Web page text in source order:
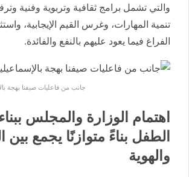
والتي تشمل برامج ثقافية وتربوية وفنية
تنمية المهارات، وغرس القيم الإيجابية،
الفراغ فيما يعود عليهم بالنفع والفائدة.
جانب من فاعليات صيفنا بهجة
اهتمام الوزارة والمجلس
الطفل بناءً متوازنًا يجمع بين
والهوية